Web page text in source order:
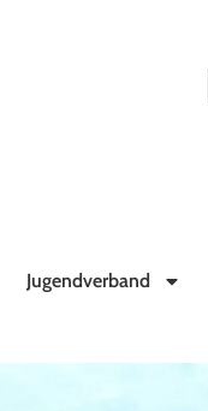
öffnen
Jugendverband